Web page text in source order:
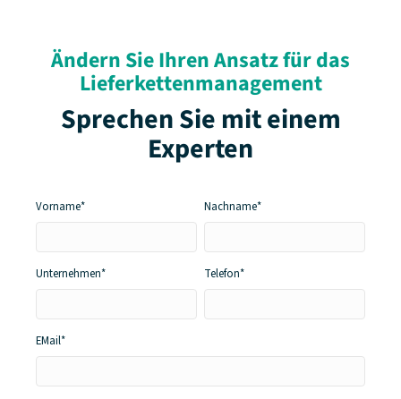
Ändern Sie Ihren Ansatz für das
Lieferkettenmanagement
Sprechen Sie mit einem
Experten
Vorname* Nachname*
Unternehmen* Telefon*
EMail*